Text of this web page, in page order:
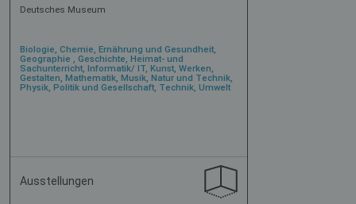
Deutsches Museum
Biologie, Chemie, Ernährung und Gesundheit,
Geographie , Geschichte, Heimat- und
Sachunterricht, Informatik/ IT, Kunst, Werken,
Gestalten, Mathematik, Musik, Natur und Technik,
Physik, Politik und Gesellschaft, Technik, Umwelt
Ausstellungen